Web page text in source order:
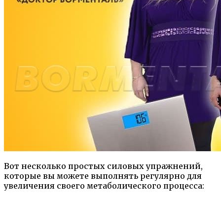
Вот несколько простых силовых упражнений,
которые вы можете выполнять регулярно для
увеличения своего метаболического процесса: